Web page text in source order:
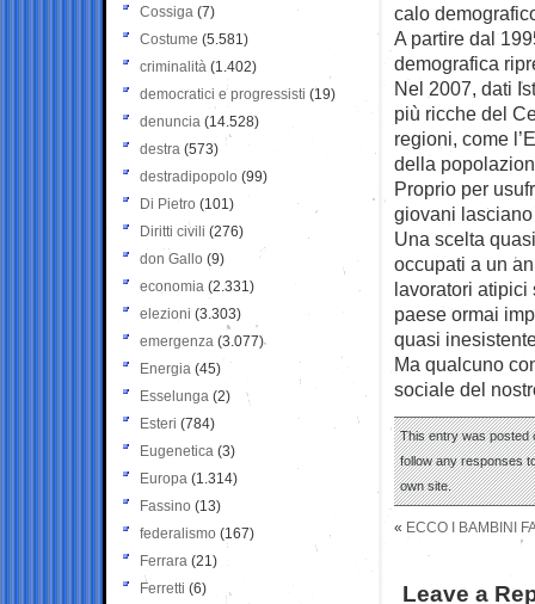
calo
A partire dal
demografica
Nel 2007, dati
più ricche del
regioni, come
della
Proprio per
giovani
Una scelta
occupati a un
lavoratori atipici
paese ormai
quasi
Ma qualcuno
sociale del
This entry was posted
follow any responses
own site.
« ECCO I BAMBINI
Leave a
Cossiga (7)
Costume (5.581)
criminalità (1.402)
democratici e progressisti (19)
denuncia (14.528)
destra (573)
destradipopolo (99)
Di Pietro (101)
Diritti civili (276)
don Gallo (9)
economia (2.331)
elezioni (3.303)
emergenza (3.077)
Energia (45)
Esselunga (2)
Esteri (784)
Eugenetica (3)
Europa (1.314)
Fassino (13)
federalismo (167)
Ferrara (21)
Ferretti (6)